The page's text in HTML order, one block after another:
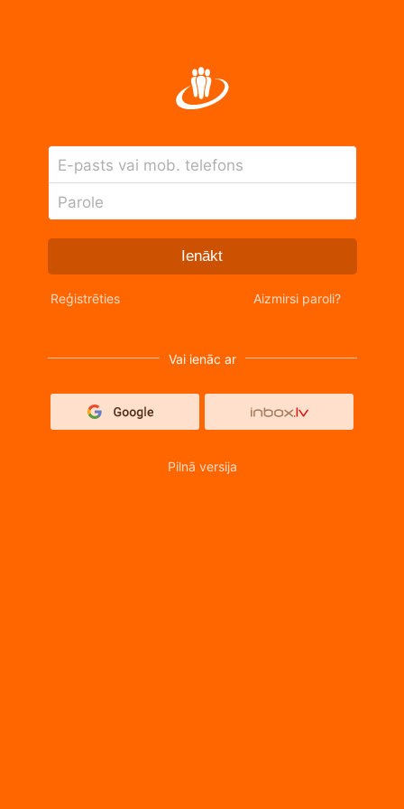
E-pasts vai mob. telefons
Parole
Ienākt
Reģistrēties Aizmirsi paroli?
Vai ienāc ar
Pilnā versija